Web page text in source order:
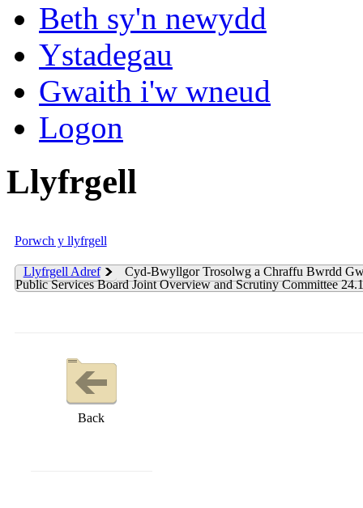
Beth sy'n newydd
Ystadegau
Gwaith i'w wneud
Logon
Llyfrgell
Porwch y llyfrgell
Llyfrgell Adref
Cyd-Bwyllgor Trosolwg a Chraffu Bwrdd
Public Services Board Joint Overview and Scrutiny Committee
Back